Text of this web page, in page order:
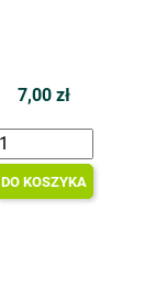
7,00 zł
DO KOSZYKA